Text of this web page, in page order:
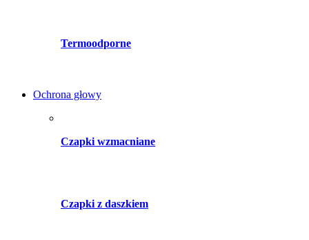
Termoodporne
Ochrona głowy
Czapki wzmacniane
Czapki z daszkiem